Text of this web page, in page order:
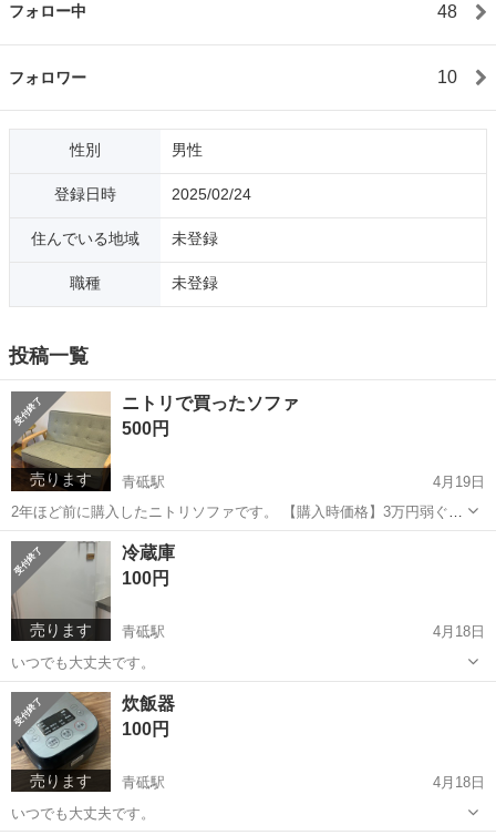
フォロー中 48
フォロワー 10
性別 男性
登録日時 2025/02/24
住んでいる地域 未登録
職種 未登録
投稿一覧
売ります
ニトリで買ったソファ
500円
青砥駅
4月19日
2年ほど前に購入したニトリソファです。 【購入時価格】3万円弱ぐら
い 【サイズ】二人用 【傷などの状態】中古です。 【アピールポイン
ト】状態はいいのでまだまだ使えます！ 【希望取引場所】自宅（その
ままでお引き渡し） 【希望...
東京 葛飾区 青砥駅
売ります
冷蔵庫
100円
青砥駅
4月18日
いつでも大丈夫です。
東京 葛飾区 青砥駅
売ります
炊飯器
100円
青砥駅
4月18日
いつでも大丈夫です。